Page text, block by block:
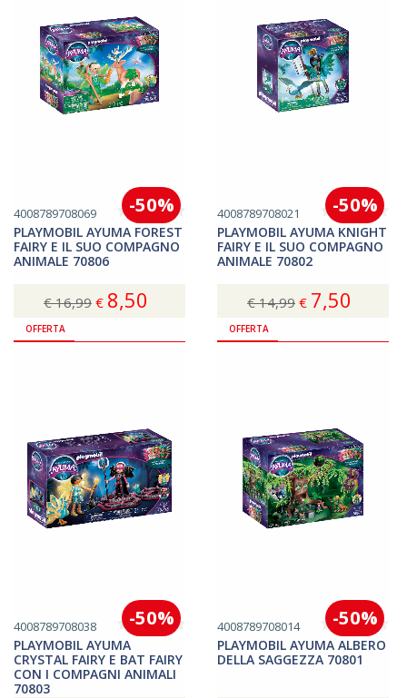
4008789708069
PLAYMOBIL AYUMA FOREST
FAIRY E IL SUO COMPAGNO
ANIMALE 70806
€ 16,99 € 8,50
-50% 4008789708021
PLAYMOBIL AYUMA KNIGHT
FAIRY E IL SUO COMPAGNO
ANIMALE 70802
€ 14,99 € 7,50
-50%
OFFERTA
4008789708038
PLAYMOBIL AYUMA
CRYSTAL FAIRY E BAT FAIRY
CON I COMPAGNI ANIMALI
70803
-50%
OFFERTA
4008789708014
PLAYMOBIL AYUMA ALBERO
DELLA SAGGEZZA 70801
-50%